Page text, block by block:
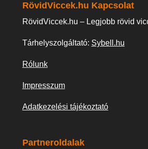
RövidViccek.hu Kapcsolat
RövidViccek.hu – Legjobb rövid
Tárhelyszolgáltató: Sybell.hu
Rólunk
Impresszum
Adatkezelési tájékoztató
Partneroldalak